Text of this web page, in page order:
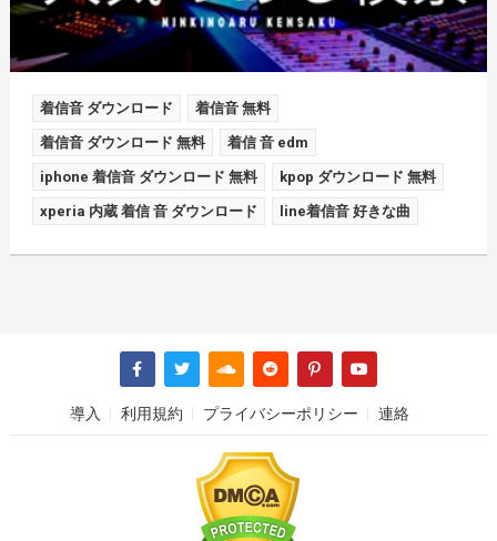
着信音 ダウンロード 着信音 無料
着信音 ダウンロード 無料 着信 音 edm
iphone 着信音 ダウンロード 無料 kpop ダウンロード 無料
xperia 内蔵 着信 音 ダウンロード line着信音 好きな曲
導入 利用規約 プライバシーポリシー 連絡